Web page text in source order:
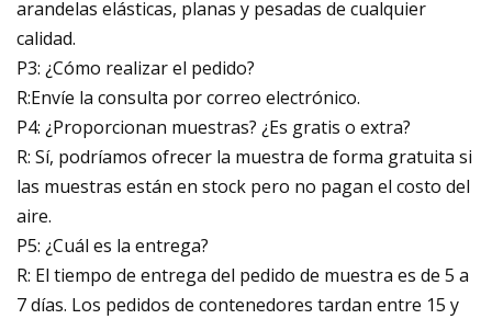
arandelas elásticas, planas y pesadas de cualquier
calidad.
P3: ¿Cómo realizar el pedido?
R:Envíe la consulta por correo electrónico.
P4: ¿Proporcionan muestras? ¿Es gratis o extra?
R: Sí, podríamos ofrecer la muestra de forma gratuita si
las muestras están en stock pero no pagan el costo del
aire.
P5: ¿Cuál es la entrega?
R: El tiempo de entrega del pedido de muestra es de 5 a
7 días. Los pedidos de contenedores tardan entre 15 y